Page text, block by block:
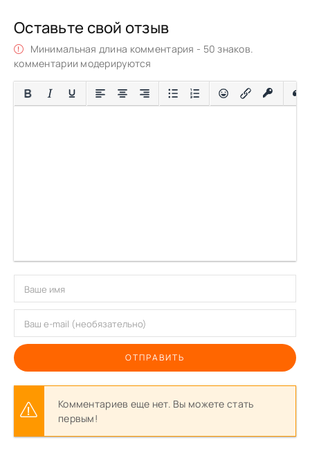
Оставьте свой отзыв
Минимальная длина комментария - 50 знаков.
комментарии модерируются
ОТПРАВИТЬ
Комментариев еще нет. Вы можете стать
первым!